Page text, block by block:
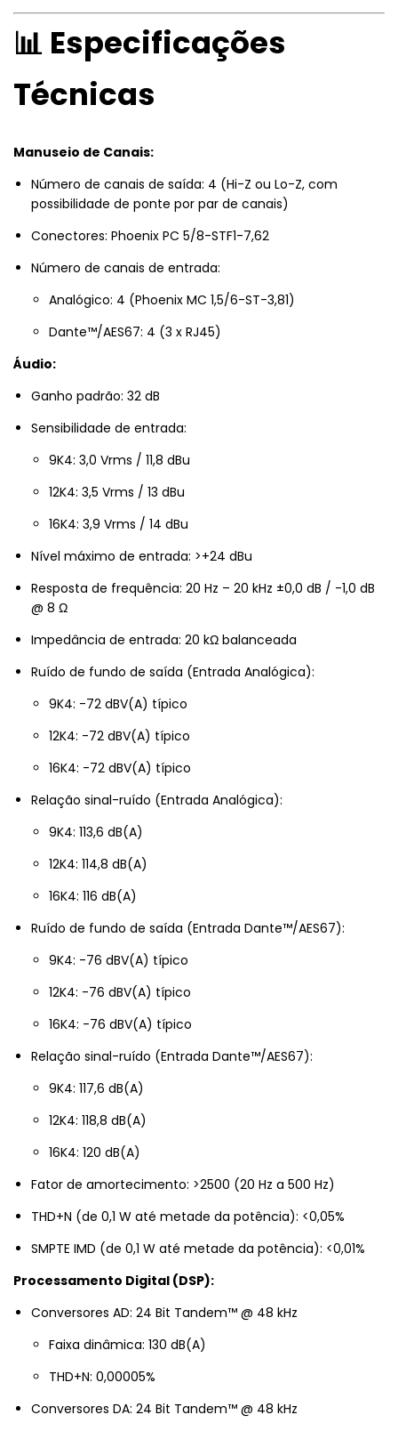
📊 Especificações
Técnicas
Manuseio de Canais:
Número de canais de saída: 4 (Hi-Z ou Lo-Z, com
possibilidade de ponte por par de canais)
Conectores: Phoenix PC 5/8-STF1-7,62
Número de canais de entrada:
Analógico: 4 (Phoenix MC 1,5/6-ST-3,81)
Dante™/AES67: 4 (3 x RJ45)
Áudio:
Ganho padrão: 32 dB
Sensibilidade de entrada:
9K4: 3,0 Vrms / 11,8 dBu
12K4: 3,5 Vrms / 13 dBu
16K4: 3,9 Vrms / 14 dBu
Nível máximo de entrada: >+24 dBu
Resposta de frequência: 20 Hz – 20 kHz ±0,0 dB / -1,0 dB
@ 8 Ω
Impedância de entrada: 20 kΩ balanceada
Ruído de fundo de saída (Entrada Analógica):
9K4: -72 dBV(A) típico
12K4: -72 dBV(A) típico
16K4: -72 dBV(A) típico
Relação sinal-ruído (Entrada Analógica):
9K4: 113,6 dB(A)
12K4: 114,8 dB(A)
16K4: 116 dB(A)
Ruído de fundo de saída (Entrada Dante™/AES67):
9K4: -76 dBV(A) típico
12K4: -76 dBV(A) típico
16K4: -76 dBV(A) típico
Relação sinal-ruído (Entrada Dante™/AES67):
9K4: 117,6 dB(A)
12K4: 118,8 dB(A)
16K4: 120 dB(A)
Fator de amortecimento: >2500 (20 Hz a 500 Hz)
THD+N (de 0,1 W até metade da potência): <0,05%
SMPTE IMD (de 0,1 W até metade da potência): <0,01%
Processamento Digital (DSP):
Conversores AD: 24 Bit Tandem™ @ 48 kHz
Faixa dinâmica: 130 dB(A)
THD+N: 0,00005%
Conversores DA: 24 Bit Tandem™ @ 48 kHz